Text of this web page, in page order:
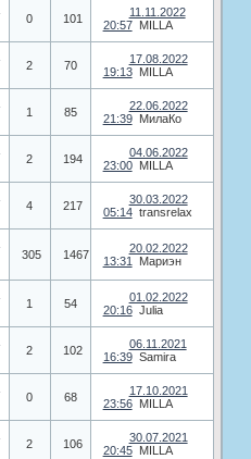
0 101
11.11.2022
20:57
MILLA
2 70
17.08.2022
19:13
MILLA
1 85
22.06.2022
21:39
МилаКо
2 194
04.06.2022
23:00
MILLA
4 217
30.03.2022
05:14 transrelax
305 1467
20.02.2022
13:31
Мариэн
1 54
01.02.2022
20:16 Julia
2 102
06.11.2021
16:39 Samira
0 68
17.10.2021
23:56
MILLA
2 106
30.07.2021
20:45
MILLA